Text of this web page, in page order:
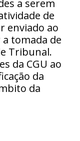
a serem
de
enviado ao
tomada de
Tribunal.
da CGU ao
da
da